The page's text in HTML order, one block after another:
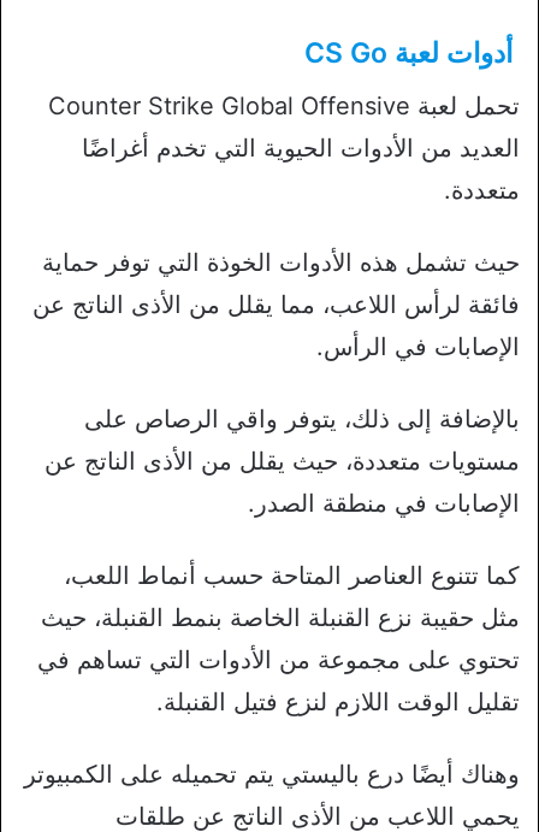
أدوات لعبة CS Go
تحمل لعبة Counter Strike Global Offensive
العديد من الأدوات الحيوية التي تخدم أغراضًا
متعددة.
حيث تشمل هذه الأدوات الخوذة التي توفر حماية
فائقة لرأس اللاعب، مما يقلل من الأذى الناتج عن
الإصابات في الرأس.
بالإضافة إلى ذلك، يتوفر واقي الرصاص على
مستويات متعددة، حيث يقلل من الأذى الناتج عن
الإصابات في منطقة الصدر.
كما تتنوع العناصر المتاحة حسب أنماط اللعب،
مثل حقيبة نزع القنبلة الخاصة بنمط القنبلة، حيث
تحتوي على مجموعة من الأدوات التي تساهم في
تقليل الوقت اللازم لنزع فتيل القنبلة.
وهناك أيضًا درع باليستي يتم تحميله على الكمبيوتر
يحمي اللاعب من الأذى الناتج عن طلقات